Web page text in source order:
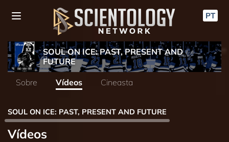
PT
SOUL ON ICE: PAST, PRESENT AND
FUTURE
Sobre Vídeos Cineasta
SOUL ON ICE: PAST, PRESENT AND FUTURE
Vídeos